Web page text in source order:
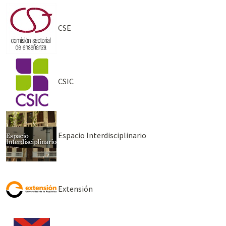
CSE
CSIC
Espacio Interdisciplinario
Extensión